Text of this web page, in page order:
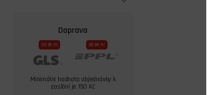
Doprava
Od 59 Kč Od 69 Kč
Minimální hodnota objednávky k
zaslání je 150 Kč